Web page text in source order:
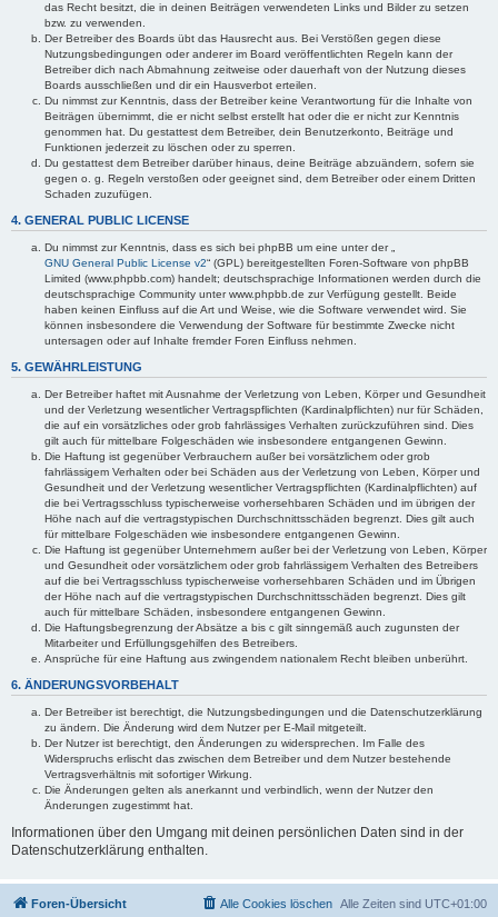
das Recht besitzt, die in deinen Beiträgen verwendeten Links und Bilder zu setzen
bzw. zu verwenden.
Der Betreiber des Boards übt das Hausrecht aus. Bei Verstößen gegen diese
Nutzungsbedingungen oder anderer im Board veröffentlichten Regeln kann der
Betreiber dich nach Abmahnung zeitweise oder dauerhaft von der Nutzung dieses
Boards ausschließen und dir ein Hausverbot erteilen.
Du nimmst zur Kenntnis, dass der Betreiber keine Verantwortung für die Inhalte von
Beiträgen übernimmt, die er nicht selbst erstellt hat oder die er nicht zur Kenntnis
genommen hat. Du gestattest dem Betreiber, dein Benutzerkonto, Beiträge und
Funktionen jederzeit zu löschen oder zu sperren.
Du gestattest dem Betreiber darüber hinaus, deine Beiträge abzuändern, sofern sie
gegen o. g. Regeln verstoßen oder geeignet sind, dem Betreiber oder einem Dritten
Schaden zuzufügen.
4. GENERAL PUBLIC LICENSE
Du nimmst zur Kenntnis, dass es sich bei phpBB um eine unter der „
GNU General Public License v2“ (GPL) bereitgestellten Foren-Software von phpBB
Limited (www.phpbb.com) handelt; deutschsprachige Informationen werden durch die
deutschsprachige Community unter www.phpbb.de zur Verfügung gestellt. Beide
haben keinen Einfluss auf die Art und Weise, wie die Software verwendet wird. Sie
können insbesondere die Verwendung der Software für bestimmte Zwecke nicht
untersagen oder auf Inhalte fremder Foren Einfluss nehmen.
5. GEWÄHRLEISTUNG
Der Betreiber haftet mit Ausnahme der Verletzung von Leben, Körper und Gesundheit
und der Verletzung wesentlicher Vertragspflichten (Kardinalpflichten) nur für Schäden,
die auf ein vorsätzliches oder grob fahrlässiges Verhalten zurückzuführen sind. Dies
gilt auch für mittelbare Folgeschäden wie insbesondere entgangenen Gewinn.
Die Haftung ist gegenüber Verbrauchern außer bei vorsätzlichem oder grob
fahrlässigem Verhalten oder bei Schäden aus der Verletzung von Leben, Körper und
Gesundheit und der Verletzung wesentlicher Vertragspflichten (Kardinalpflichten) auf
die bei Vertragsschluss typischerweise vorhersehbaren Schäden und im übrigen der
Höhe nach auf die vertragstypischen Durchschnittsschäden begrenzt. Dies gilt auch
für mittelbare Folgeschäden wie insbesondere entgangenen Gewinn.
Die Haftung ist gegenüber Unternehmern außer bei der Verletzung von Leben, Körper
und Gesundheit oder vorsätzlichem oder grob fahrlässigem Verhalten des Betreibers
auf die bei Vertragsschluss typischerweise vorhersehbaren Schäden und im Übrigen
der Höhe nach auf die vertragstypischen Durchschnittsschäden begrenzt. Dies gilt
auch für mittelbare Schäden, insbesondere entgangenen Gewinn.
Die Haftungsbegrenzung der Absätze a bis c gilt sinngemäß auch zugunsten der
Mitarbeiter und Erfüllungsgehilfen des Betreibers.
Ansprüche für eine Haftung aus zwingendem nationalem Recht bleiben unberührt.
6. ÄNDERUNGSVORBEHALT
Der Betreiber ist berechtigt, die Nutzungsbedingungen und die Datenschutzerklärung
zu ändern. Die Änderung wird dem Nutzer per E-Mail mitgeteilt.
Der Nutzer ist berechtigt, den Änderungen zu widersprechen. Im Falle des
Widerspruchs erlischt das zwischen dem Betreiber und dem Nutzer bestehende
Vertragsverhältnis mit sofortiger Wirkung.
Die Änderungen gelten als anerkannt und verbindlich, wenn der Nutzer den
Änderungen zugestimmt hat.
Informationen über den Umgang mit deinen persönlichen Daten sind in der
Datenschutzerklärung enthalten.
Foren-Übersicht Alle Zeiten sind UTC+01:00
Alle Cookies löschen